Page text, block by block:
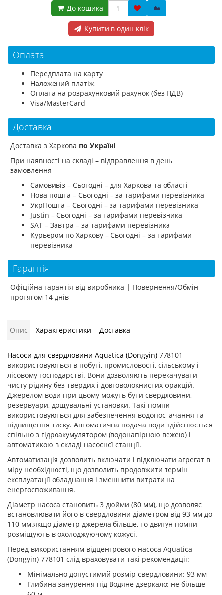
До кошика
Купити в один клік
Оплата
Передплата на карту
Наложений платіж
Оплата на розрахунковий рахунок (без ПДВ)
Visa/MasterCard
Доставка
Доставка з Харкова по Україні
При наявності на складі – відправлення в день
замовлення
Самовивіз – Сьогодні – для Харкова та області
Нова пошта – Сьогодні – за тарифами перевізника
УкрПошта – Сьогодні – за тарифами перевізника
Justin – Сьогодні – за тарифами перевізника
SAT – Завтра – за тарифами перевізника
Курьєром по Харкову – Сьогодні – за тарифами
перевізника
Гарантія
Офіційна гарантія від виробника | Повернення/Обмін
протягом 14 днів
Опис Характеристики Доставка
Насоси для свердловини Aquatica (Dongyin) 778101
використовуються в побуті, промисловості, сільському і
лісовому господарстві. Вони дозволяють перекачувати
чисту рідину без твердих і довговолокнистих фракцій.
Джерелом води при цьому можуть бути свердловини,
резервуари, дощувальні установки. Такі помпи
використовуються для забезпечення водопостачання та
підвищення тиску. Автоматична подача води здійснюється
спільно з гідроакумулятором (водонапірною вежею) і
автоматикою в складі насосної станції.
Автоматизація дозволить включати і відключати агрегат в
міру необхідності, що дозволить продовжити термін
експлуатації обладнання і зменшити витрати на
енергоспоживання.
Діаметр насоса становить 3 дюйми (80 мм), що дозволяє
встановлювати його в свердловини діаметром від 93 мм до
110 мм.якщо діаметр джерела більше, то двигун помпи
розміщують в охолоджуючому кожусі.
Перед використанням відцентрового насоса Aquatica
(Dongyin) 778101 слід враховувати такі рекомендації:
Мінімально допустимий розмір свердловини: 93 мм
Глибина занурення під Водяне дзеркало: не більше